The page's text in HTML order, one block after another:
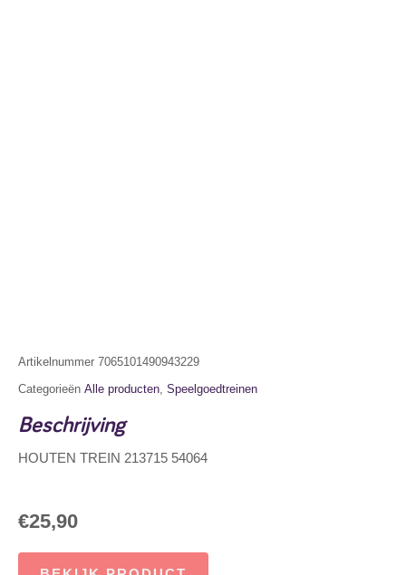
Artikelnummer 7065101490943229
Categorieën Alle producten, Speelgoedtreinen
Beschrijving
HOUTEN TREIN 213715 54064
€25,90